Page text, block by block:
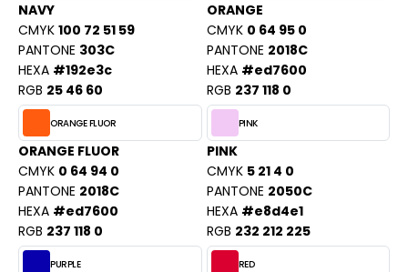
MILL
NAVY
CMYK 100 72 51 59
PANTONE 303C
HEXA #192e3c
RGB 25 46 60
ORANGE
CMYK 0 64 95 0
PANTONE 2018C
HEXA #ed7600
RGB 237 118 0
ORANGE FLUOR
ORANGE FLUOR
CMYK 0 64 94 0
PANTONE 2018C
HEXA #ed7600
RGB 237 118 0
PINK
PINK
CMYK 5 21 4 0
PANTONE 2050C
HEXA #e8d4e1
RGB 232 212 225
PURPLE RED